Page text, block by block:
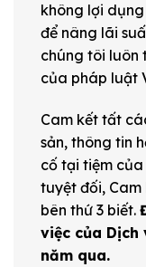
không lợi
để nâng lãi
chúng tôi luôn
của pháp luật
Cam kết tất
sản, thông tin
cố tại tiệm
tuyệt đối,
bên thứ 3 biết.
việc của Dịch
năm qua.